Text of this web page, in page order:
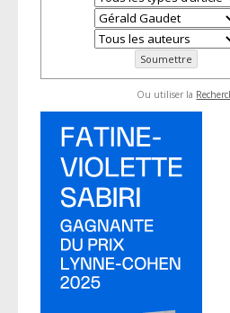
Ou utiliser la